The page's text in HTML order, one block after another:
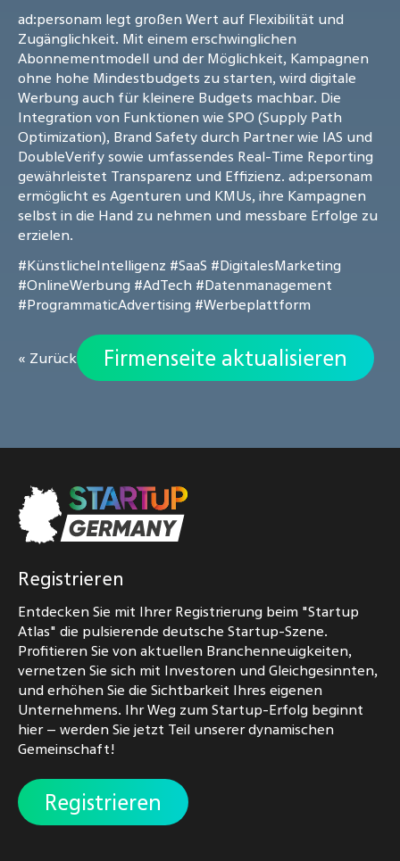
ad:personam legt großen Wert auf Flexibilität und
Zugänglichkeit. Mit einem erschwinglichen
Abonnementmodell und der Möglichkeit, Kampagnen
ohne hohe Mindestbudgets zu starten, wird digitale
Werbung auch für kleinere Budgets machbar. Die
Integration von Funktionen wie SPO (Supply Path
Optimization), Brand Safety durch Partner wie IAS und
DoubleVerify sowie umfassendes Real-Time Reporting
gewährleistet Transparenz und Effizienz. ad:personam
ermöglicht es Agenturen und KMUs, ihre Kampagnen
selbst in die Hand zu nehmen und messbare Erfolge zu
erzielen.
#KünstlicheIntelligenz #SaaS #DigitalesMarketing
#OnlineWerbung #AdTech #Datenmanagement
#ProgrammaticAdvertising #Werbeplattform
« Zurück Firmenseite aktualisieren
Registrieren
Entdecken Sie mit Ihrer Registrierung beim "Startup
Atlas" die pulsierende deutsche Startup-Szene.
Profitieren Sie von aktuellen Branchenneuigkeiten,
vernetzen Sie sich mit Investoren und Gleichgesinnten,
und erhöhen Sie die Sichtbarkeit Ihres eigenen
Unternehmens. Ihr Weg zum Startup-Erfolg beginnt
hier – werden Sie jetzt Teil unserer dynamischen
Gemeinschaft!
Registrieren